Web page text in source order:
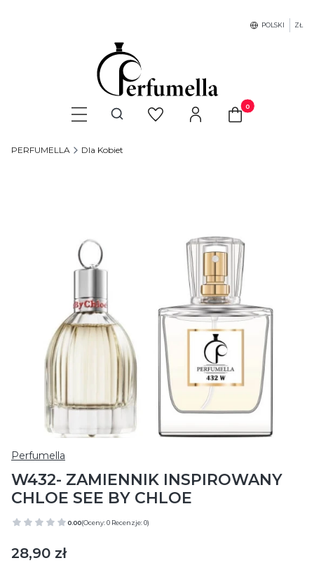
POLSKI ZŁ
Otwórz wyszukiwarkę Produkty w
PERFUMELLA Dla Kobiet
Perfumella
W432- ZAMIENNIK INSPIROWANY
CHLOE SEE BY CHLOE
0.00(Oceny: 0 Recenzje: 0)
Cena
28,90 zł